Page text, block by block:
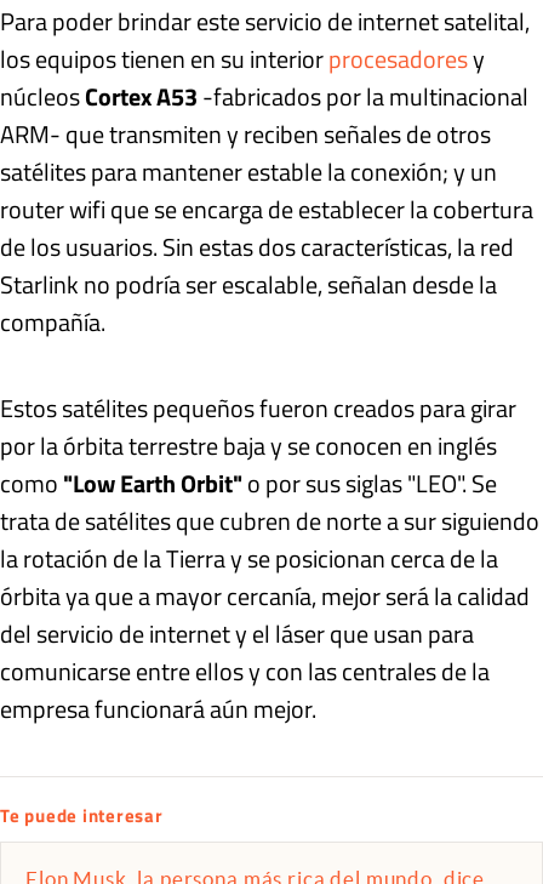
Para poder brindar este servicio de internet satelital,
los equipos tienen en su interiorprocesadoresy
núcleosCortex A53-fabricados por la multinacional
ARM- que transmiten y reciben señales de otros
satélites para mantener estable la conexión; y un
router wifi que se encarga de establecer la cobertura
de los usuarios. Sin estas dos características, la red
Starlink no podría ser escalable, señalan desde la
compañía.
Estos satélites pequeños fueron creados para girar
por la órbita terrestre baja y se conocen en inglés
como"Low Earth Orbit"o por sus siglas "LEO". Se
trata de satélites que cubren de norte a sur siguiendo
la rotación de la Tierra y se posicionan cerca de la
órbita ya que a mayor cercanía, mejor será la calidad
del servicio de internet y el láser que usan para
comunicarse entre ellos y con las centrales de la
empresa funcionará aún mejor.
Te puede interesar
Elon Musk, la persona más rica del mundo, dice